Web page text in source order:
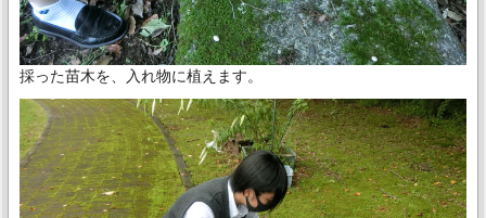
採った苗木を、入れ物に植えます。